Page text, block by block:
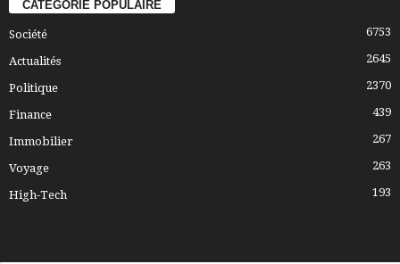
CATÉGORIE POPULAIRE
Société 6753
Actualités 2645
Politique 2370
Finance 439
Immobilier 267
Voyage 263
High-Tech 193